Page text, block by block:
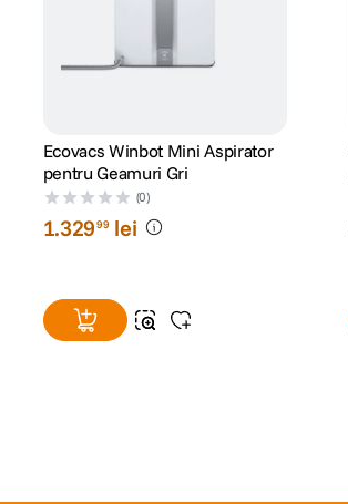
Ecovacs Winbot Mini Aspirator
pentru Geamuri Gri
(0)
1.32999 lei